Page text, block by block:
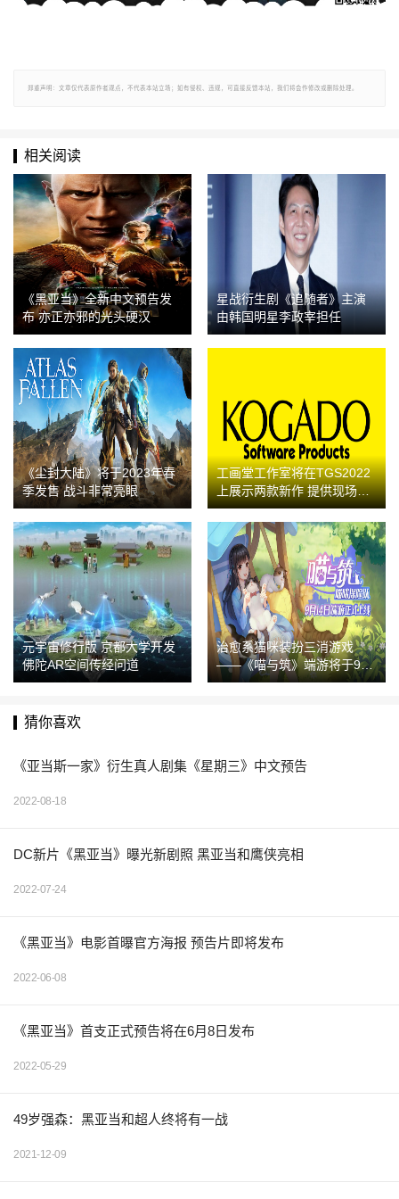
郑重声明：文章仅代表原作者观点，不代表本站立场；如有侵权、违规，可直接反馈本站，我们将会作修改或删除处理。
相关阅读
《黑亚当》全新中文预告发
布 亦正亦邪的光头硬汉
星战衍生剧《追随者》主演
由韩国明星李政宰担任
《尘封大陆》将于2023年春
季发售 战斗非常亮眼
工画堂工作室将在TGS2022
上展示两款新作 提供现场试
玩
元宇宙修行版 京都大学开发
佛陀AR空间传经问道
治愈系猫咪装扮三消游戏
——《喵与筑》端游将于9月
14日上线Steam国区
猜你喜欢
《亚当斯一家》衍生真人剧集《星期三》中文预告
2022-08-18
DC新片《黑亚当》曝光新剧照 黑亚当和鹰侠亮相
2022-07-24
《黑亚当》电影首曝官方海报 预告片即将发布
2022-06-08
《黑亚当》首支正式预告将在6月8日发布
2022-05-29
49岁强森：黑亚当和超人终将有一战
2021-12-09